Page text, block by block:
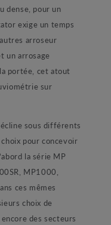
dense, pour un
exige un temps
arroseur
un arrosage
portée, cet atout
sur
sous différents
pour concevoir
la série MP
MP1000,
ces mêmes
choix de
des secteurs